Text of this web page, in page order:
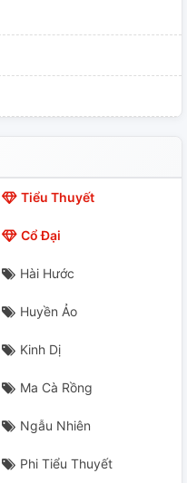
Tiểu Thuyết
Cổ Đại
Hài Hước
Huyền Ảo
Kinh Dị
Ma Cà Rồng
Ngẫu Nhiên
Phi Tiểu Thuyết